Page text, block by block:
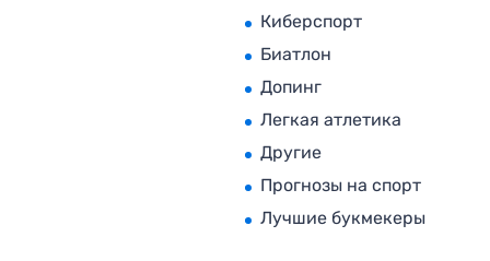
Киберспорт
Биатлон
Допинг
Легкая атлетика
Другие
Прогнозы на спорт
Лучшие букмекеры